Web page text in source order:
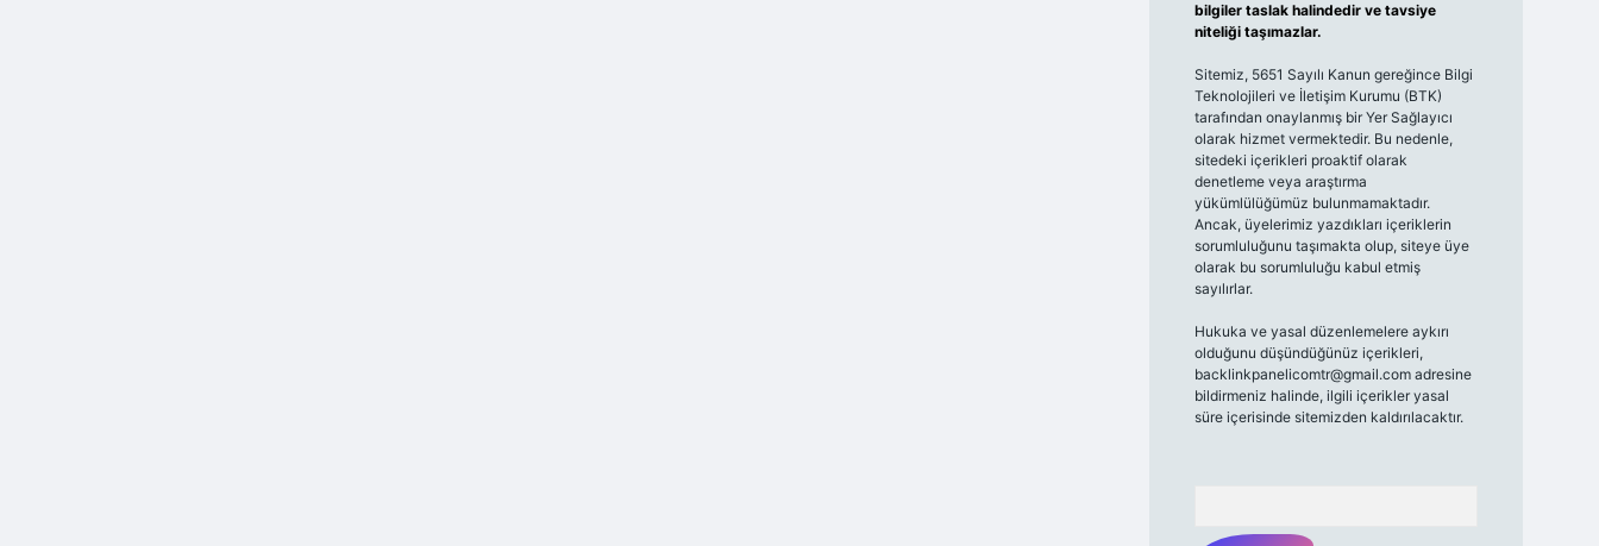
bilgiler taslak halindedir ve tavsiye
niteliği taşımazlar.
Sitemiz, 5651 Sayılı Kanun gereğince Bilgi
Teknolojileri ve İletişim Kurumu (BTK)
tarafından onaylanmış bir Yer Sağlayıcı
olarak hizmet vermektedir. Bu nedenle,
sitedeki içerikleri proaktif olarak
denetleme veya araştırma
yükümlülüğümüz bulunmamaktadır.
Ancak, üyelerimiz yazdıkları içeriklerin
sorumluluğunu taşımakta olup, siteye üye
olarak bu sorumluluğu kabul etmiş
sayılırlar.
Hukuka ve yasal düzenlemelere aykırı
olduğunu düşündüğünüz içerikleri,
backlinkpanelicomtr@gmail.comadresine
bildirmeniz halinde, ilgili içerikler yasal
süre içerisinde sitemizden kaldırılacaktır.